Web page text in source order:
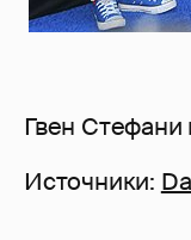
Гвен Стефани
Источники: